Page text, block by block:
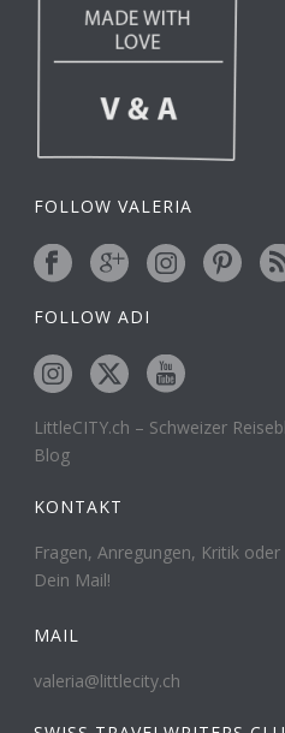
FOLLOW VALERIA
FOLLOW ADI
LittleCITY.ch – Schweizer
Blog
KONTAKT
Fragen, Anregungen, Kritik
Dein Mail!
MAIL
valeria@littlecity.ch